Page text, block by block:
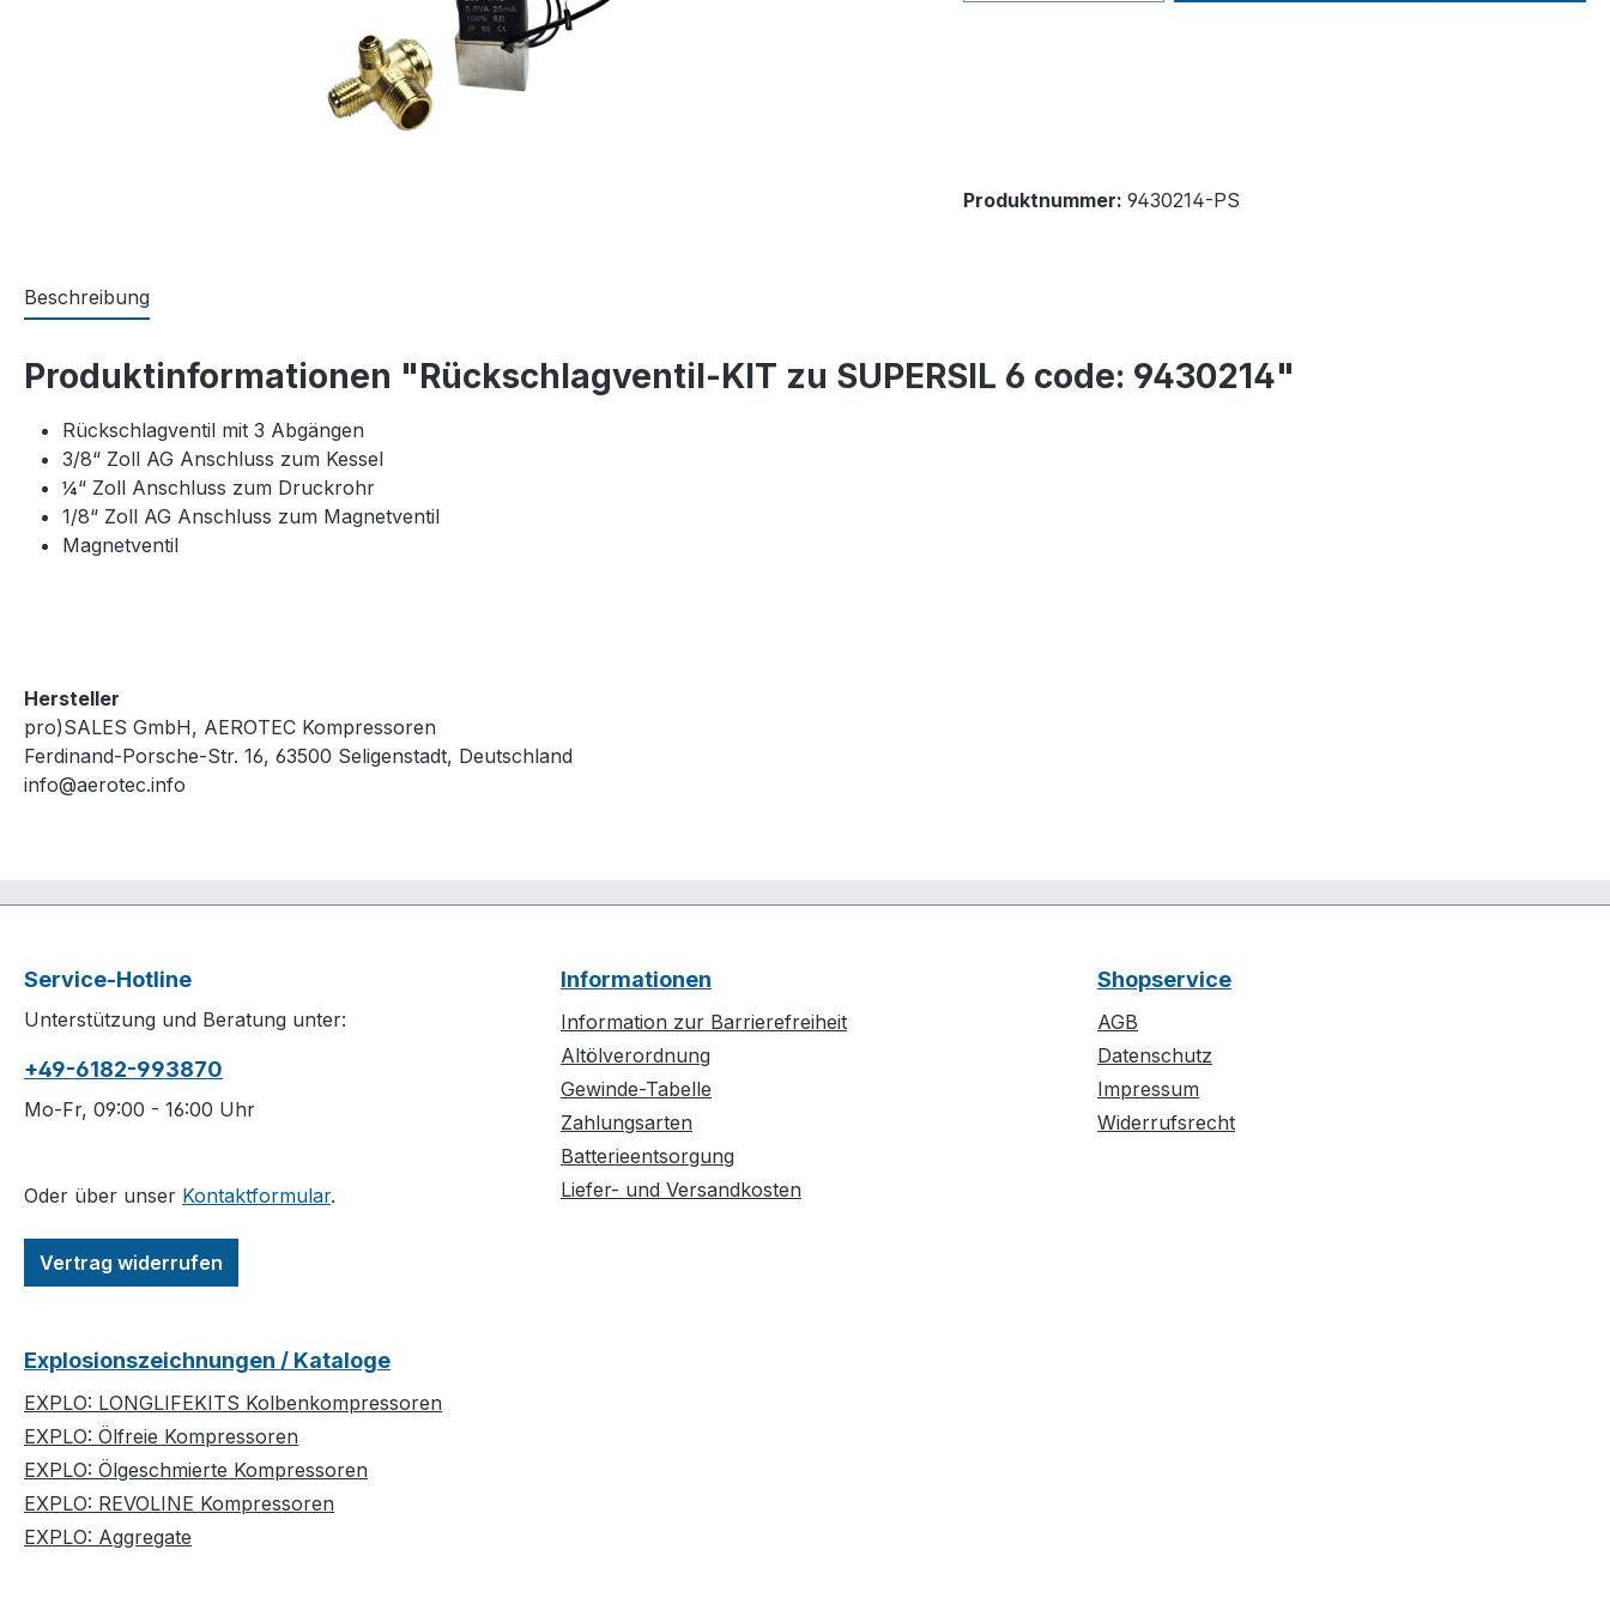
Produktnummer: 9430214-PS
Beschreibung
Produktinformationen "Rückschlagventil-KIT zu SUPERSIL 6 code: 9430214"
Rückschlagventil mit 3 Abgängen
3/8“ Zoll AG Anschluss zum Kessel
¼“ Zoll Anschluss zum Druckrohr
1/8“ Zoll AG Anschluss zum Magnetventil
Magnetventil
Hersteller
pro)SALES GmbH, AEROTEC Kompressoren
Ferdinand-Porsche-Str. 16, 63500 Seligenstadt, Deutschland
info@aerotec.info
Service-Hotline
Unterstützung und Beratung unter:
+49-6182-993870
Mo-Fr, 09:00 - 16:00 Uhr
Oder über unser Kontaktformular.
Vertrag widerrufen
Informationen
Information zur Barrierefreiheit
Altölverordnung
Gewinde-Tabelle
Zahlungsarten
Batterieentsorgung
Liefer- und Versandkosten
Shopservice
AGB
Datenschutz
Impressum
Widerrufsrecht
Explosionszeichnungen / Kataloge
EXPLO: LONGLIFEKITS Kolbenkompressoren
EXPLO: Ölfreie Kompressoren
EXPLO: Ölgeschmierte Kompressoren
EXPLO: REVOLINE Kompressoren
EXPLO: Aggregate